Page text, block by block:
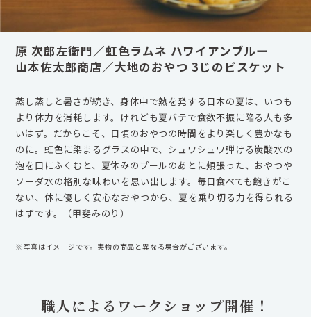
原 次郎左衛門／虹色ラムネ ハワイアンブルー
山本佐太郎商店／大地のおやつ 3じのビスケット
蒸し蒸しと暑さが続き、身体中で熱を発する日本の夏は、いつも
より体力を消耗します。けれども夏バテで食欲不振に陥る人も多
いはず。だからこそ、日頃のおやつの時間をより楽しく豊かなも
のに。虹色に染まるグラスの中で、シュワシュワ弾ける炭酸水の
泡を口にふくむと、夏休みのプールのあとに頬張った、おやつや
ソーダ水の格別な味わいを思い出します。毎日食べても飽きがこ
ない、体に優しく安心なおやつから、夏を乗り切る力を得られる
はずです。（甲斐みのり）
※写真はイメージです。実物の商品と異なる場合がございます。
職人によるワークショップ開催！